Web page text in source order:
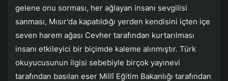
gelene onu sorması, her ağlayan insanı sevgilisi
sanması, Mısır'da kapatıldığı yerden kendisini içten içe
seven harem ağası Cevher tarafından kurtarılması
insanı etkileyici bir biçimde kaleme alınmıştır. Türk
okuyucusunun ilgisi sebebiyle birçok yayınevi
tarafından basılan eser Millî Eğitim Bakanlığı tarafından